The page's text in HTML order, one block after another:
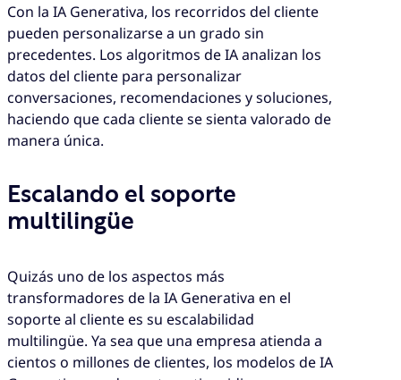
Con la IA Generativa, los recorridos del cliente
pueden personalizarse a un grado sin
precedentes. Los algoritmos de IA analizan los
datos del cliente para personalizar
conversaciones, recomendaciones y soluciones,
haciendo que cada cliente se sienta valorado de
manera única.
Escalando el soporte
multilingüe
Quizás uno de los aspectos más
transformadores de la IA Generativa en el
soporte al cliente es su escalabilidad
multilingüe. Ya sea que una empresa atienda a
cientos o millones de clientes, los modelos de IA